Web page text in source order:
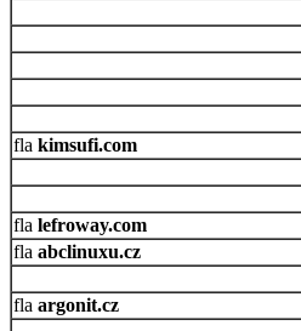
kimsufi.com
lefroway.com
abclinuxu.cz
argonit.cz